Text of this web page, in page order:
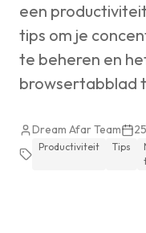
een
tips om je
te beheren en
browsertabblad
Dream Afar Team
Productiviteit Tips